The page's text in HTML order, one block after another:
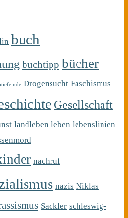
buch
buchtipp bücher
Drogensucht Faschismus
Gesellschaft
landleben leben lebenslinien
nachruf
nazis Niklas
Sackler schleswig-